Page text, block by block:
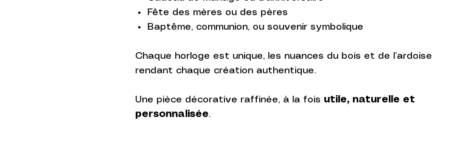
Fête des mères ou des pères
Baptême, communion, ou souvenir symbolique
Chaque horloge est unique, les nuances du bois et de l’ardoise
rendant chaque création authentique.
Une pièce décorative raffinée, à la fois utile, naturelle et
personnalisée.